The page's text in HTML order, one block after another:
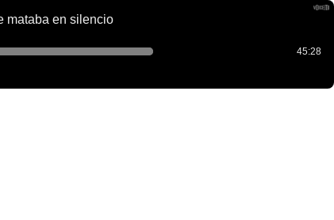
mataba en silencio
45:28